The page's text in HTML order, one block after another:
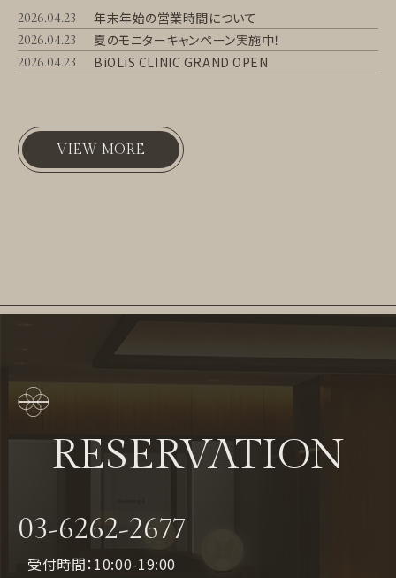
VIEW MORE
2026.04.23
年末年始の営業時間について
2026.04.23
夏のモニターキャンペーン実施中！
2026.04.23
BiOLiS CLINIC GRAND OPEN
RESERVATION
03-6262-2677
受付時間：10:00-19:00